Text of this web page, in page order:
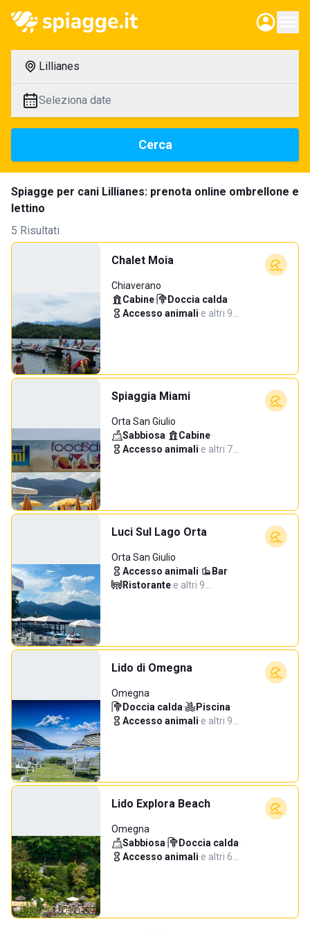
Lillianes
Seleziona date
Cerca
Spiagge per cani Lillianes: prenota online ombrellone e
lettino
5 Risultati
Chalet Moia
Chiaverano
Cabine· Doccia calda·
Accesso animali·e altri 9…
Spiaggia Miami
Orta San Giulio
Sabbiosa· Cabine·
Accesso animali·e altri 7…
Luci Sul Lago Orta
Orta San Giulio
Accesso animali· Bar·
Ristorante·e altri 9…
Lido di Omegna
Omegna
Doccia calda· Piscina·
Accesso animali·e altri 9…
Lido Explora Beach
Omegna
Sabbiosa· Doccia calda·
Accesso animali·e altri 6…